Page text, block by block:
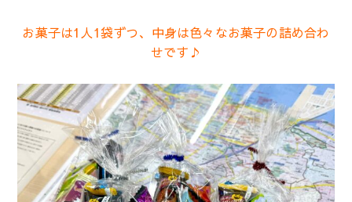
お菓子は1人1袋ずつ、中身は色々なお菓子の詰め合わ
せです♪